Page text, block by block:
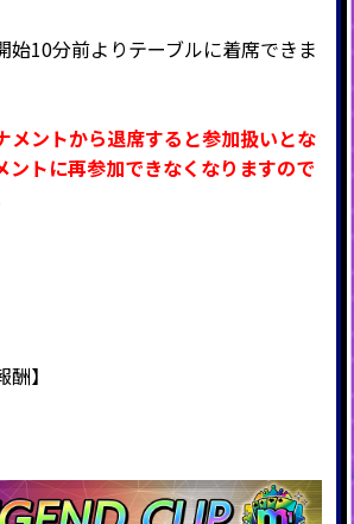
10分前よりテーブルに着席できま
メントから退席すると参加扱いとな
ントに再参加できなくなりますので
酬】